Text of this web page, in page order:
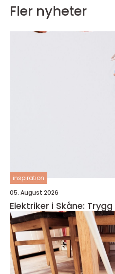
Fler nyheter
inspiration
05. August 2026
Elektriker i Skåne: